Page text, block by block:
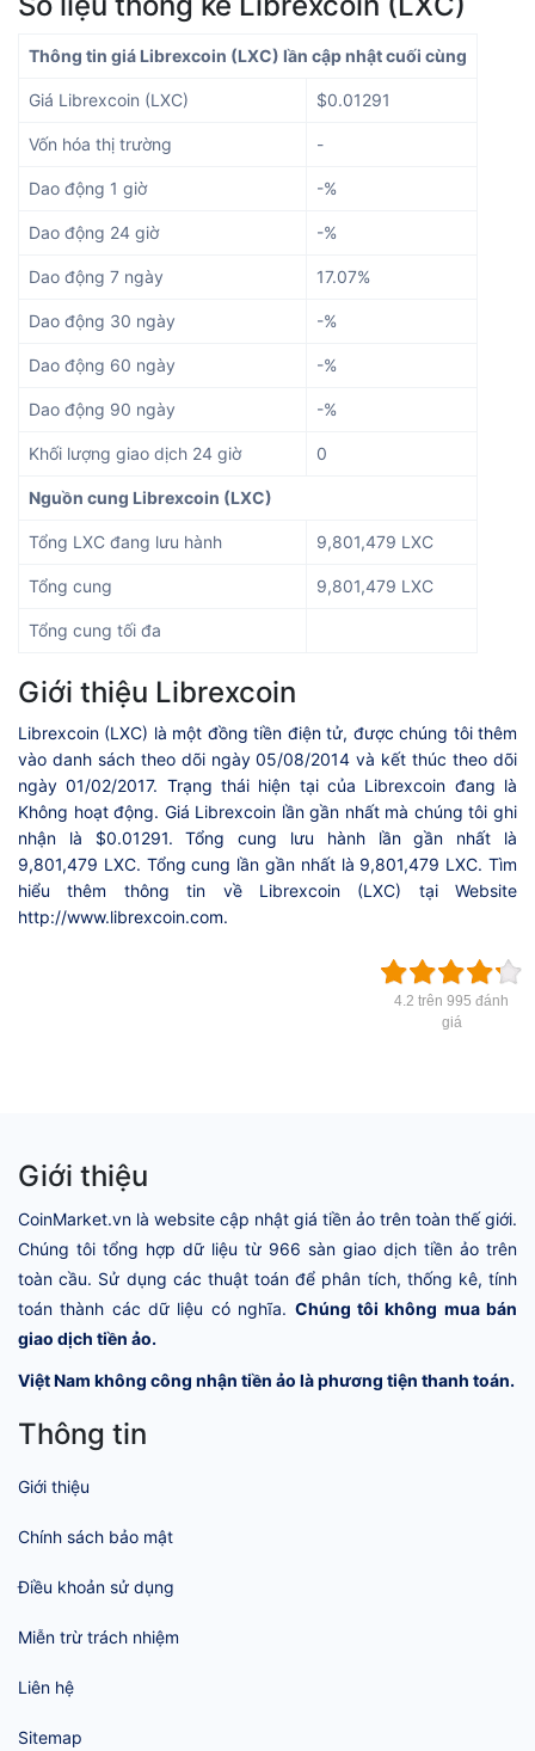
Thông tin giá Librexcoin (LXC) lần cập nhật cuối cùng
Giá Librexcoin (LXC) $0.01291
Vốn hóa thị trường -
Dao động 1 giờ -%
Dao động 24 giờ -%
Dao động 7 ngày 17.07%
Dao động 30 ngày -%
Dao động 60 ngày -%
Dao động 90 ngày -%
Khối lượng giao dịch 24 giờ 0
Nguồn cung Librexcoin (LXC)
Tổng LXC đang lưu hành 9,801,479 LXC
Tổng cung 9,801,479 LXC
Tổng cung tối đa
Giới thiệu Librexcoin
Librexcoin (LXC) là một đồng tiền điện tử, được chúng tôi thêm
vào danh sách theo dõi ngày 05/08/2014 và kết thúc theo dõi
ngày 01/02/2017. Trạng thái hiện tại của Librexcoin đang là
Không hoạt động. Giá Librexcoin lần gần nhất mà chúng tôi ghi
nhận là $0.01291. Tổng cung lưu hành lần gần nhất là
9,801,479 LXC. Tổng cung lần gần nhất là 9,801,479 LXC. Tìm
hiểu thêm thông tin về Librexcoin (LXC) tại Website
http://www.librexcoin.com.
4.2 trên 995 đánh
giá
Giới thiệu
CoinMarket.vn là website cập nhật giá tiền ảo trên toàn thế giới.
Chúng tôi tổng hợp dữ liệu từ 966 sàn giao dịch tiền ảo trên
toàn cầu. Sử dụng các thuật toán để phân tích, thống kê, tính
toán thành các dữ liệu có nghĩa. Chúng tôi không mua bán
giao dịch tiền ảo.
Việt Nam không công nhận tiền ảo là phương tiện thanh toán.
Thông tin
Giới thiệu
Chính sách bảo mật
Điều khoản sử dụng
Miễn trừ trách nhiệm
Liên hệ
Sitemap